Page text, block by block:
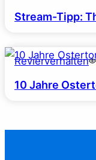
Stream-Tipp:
Revierverhalten
10 Jahre